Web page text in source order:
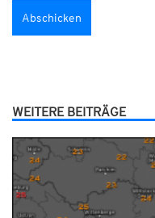
WEITERE BEITRÄGE